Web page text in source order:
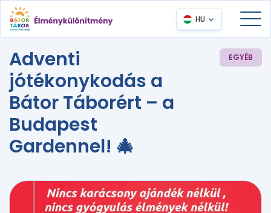
HU
Adventi
jótékonykodás a
Bátor Táborért – a
Budapest
Gardennel! 🎄
EGYÉB